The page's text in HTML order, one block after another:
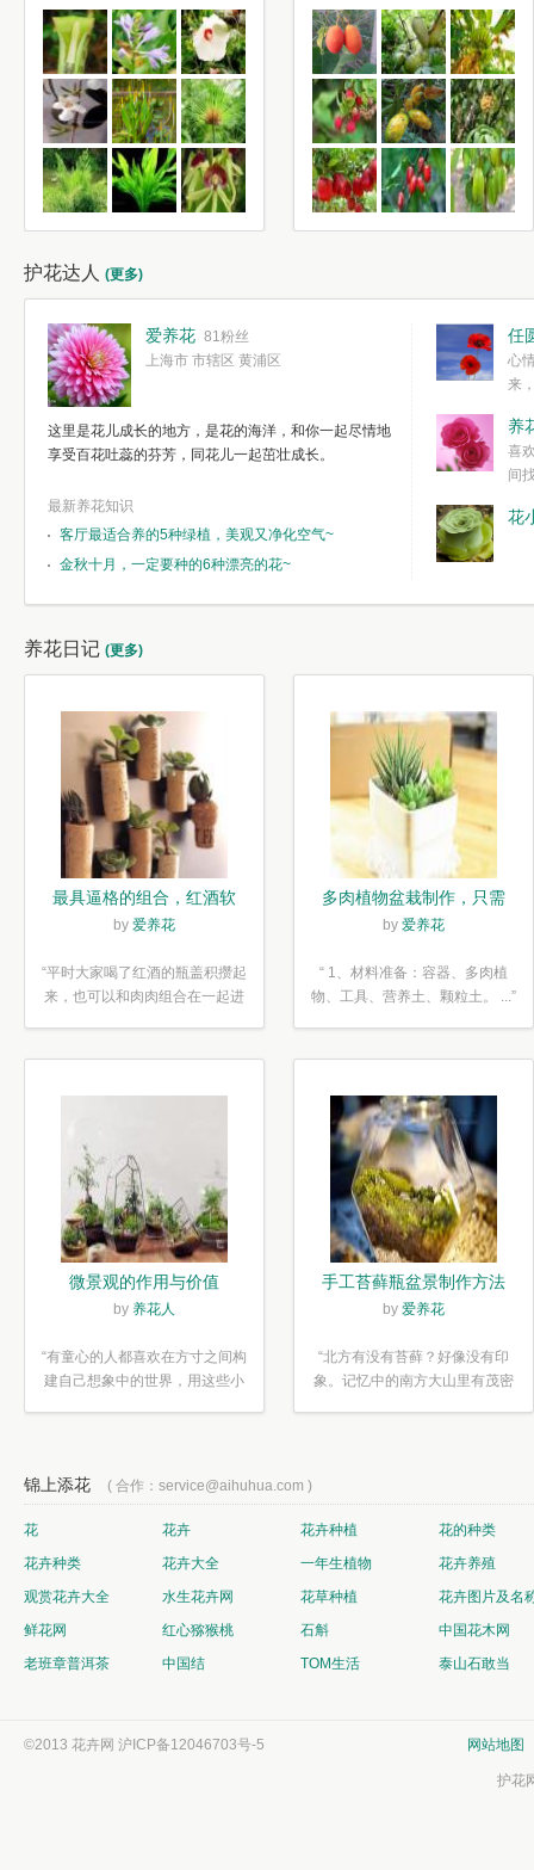
护花达人 (更多)
爱养花 81粉丝
上海市 市辖区 黄浦区
这里是花儿成长的地方，是花的海洋，和你一起尽情地
享受百花吐蕊的芬芳，同花儿一起茁壮成长。
最新养花知识
客厅最适合养的5种绿植，美观又净化空气~
金秋十月，一定要种的6种漂亮的花~
任
心
来
简单愉快的心
我们自己复杂
养
喜
间
花
养花日记 (更多)
最具逼格的组合，红酒软
木塞diy多肉植物盆栽
by 爱养花
“平时大家喝了红酒的瓶盖积攒起
来，也可以和肉肉组合在一起进
多肉植物盆栽制作，只需
简单6步
by 爱养花
“ 1、材料准备：容器、多肉植
物、工具、营养土、颗粒土。 ...”
微景观的作用与价值
by 养花人
“有童心的人都喜欢在方寸之间构
建自己想象中的世界，用这些小
手工苔藓瓶盆景制作方法
by 爱养花
“北方有没有苔藓？好像没有印
象。记忆中的南方大山里有茂密
锦上添花 ( 合作：service@aihuhua.com )
花 花卉 花卉种植
花的种类
花卉种类
花卉大全 一年生植物
花卉养殖
观赏花卉大全
水生花卉网 花草种植
花卉图片及名
鲜花网
红心猕猴桃 石斛
中国花木网
老班章普洱茶
中国结 TOM生活 泰山石敢当
©2013 花卉网 沪ICP备12046703号-5 网站地图
护花